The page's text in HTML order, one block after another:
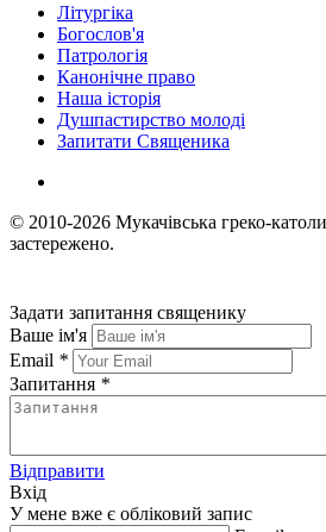
Літургіка
Богослов'я
Патрологія
Канонічне право
Наша історія
Душпастирство молоді
Запитати Священика
© 2010-2026 Мукачівська греко-
застережено.
Задати запитання священику
Ваше ім'я
Email *
Запитання *
Відправити
Вхід
У мене вже є обліковий запис